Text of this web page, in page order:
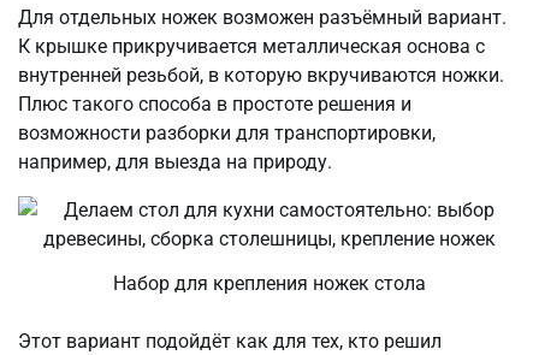
Для отдельных ножек возможен разъёмный вариант.
К крышке прикручивается металлическая основа с
внутренней резьбой, в которую вкручиваются ножки.
Плюс такого способа в простоте решения и
возможности разборки для транспортировки,
например, для выезда на природу.
Набор для крепления ножек стола
Этот вариант подойдёт как для тех, кто решил